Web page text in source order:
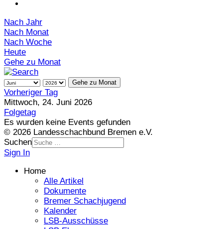
Nach Jahr
Nach Monat
Nach Woche
Heute
Gehe zu Monat
Gehe zu Monat
Vorheriger Tag
Mittwoch, 24. Juni 2026
Folgetag
Es wurden keine Events gefunden
© 2026 Landesschachbund Bremen e.V.
Suchen
Sign In
Home
Alle Artikel
Dokumente
Bremer Schachjugend
Kalender
LSB-Ausschüsse